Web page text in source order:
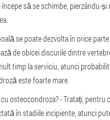
să se schimbe, pierzându-
se poate dezvolta în orice
de obicei discurile dintre
timp la serviciu, atunci
este foarte mare.
osteocondroza? - Tratați,
în stadiile incipiente, atunci